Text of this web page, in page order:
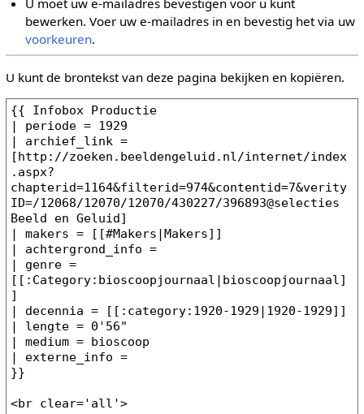
U moet uw e-mailadres bevestigen voor u kunt
bewerken. Voer uw e-mailadres in en bevestig het via uw
voorkeuren.
U kunt de brontekst van deze pagina bekijken en kopiëren.